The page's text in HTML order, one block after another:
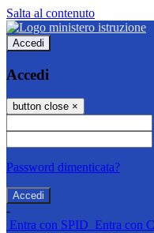
Salta al contenuto
Accedi
Accedi
button close ×
Password dimenticata?
-
Entra con SPID Entra con